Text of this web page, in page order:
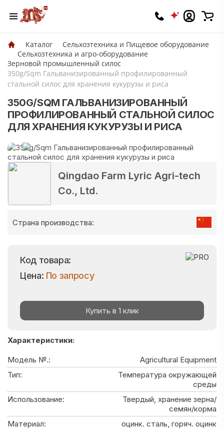
Каталог
Сельхозтехника и Пищевое оборудование
Сельхозтехника и агро-оборудование
Зерновой промышленный силос
350g/Sqm Гальванизированный профилированный
стальной силос для хранения кукурузы и риса
350G/SQM ГАЛЬВАНИЗИРОВАННЫЙ
ПРОФИЛИРОВАННЫЙ СТАЛЬНОЙ СИЛОС
ДЛЯ ХРАНЕНИЯ КУКУРУЗЫ И РИСА
Qingdao Farm Lyric Agri-tech
Co., Ltd.
Страна производства:
Код товара:
Цена: По запросу
Купить в 1 клик
Характеристики:
Модель №.:
Agricultural Equipment
Тип:
Температура окружающей
среды
Использование:
Твердый, хранение зерна/
семян/корма
Материал:
оцинк. сталь, горяч. оцинк